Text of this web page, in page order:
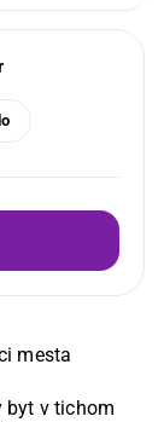
mesta
byt v tichom